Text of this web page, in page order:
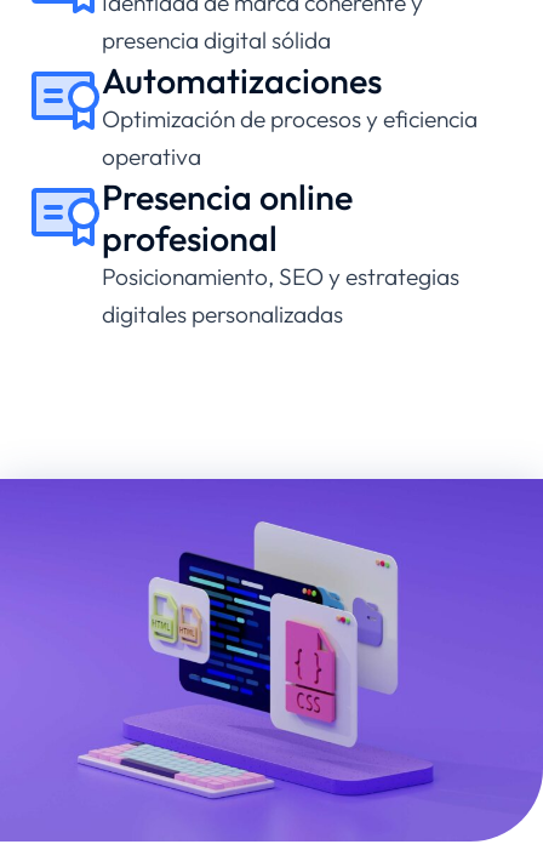
presencia digital sólida
Automatizaciones
Optimización de procesos y eficiencia
operativa
Presencia online
profesional
Posicionamiento, SEO y estrategias
digitales personalizadas